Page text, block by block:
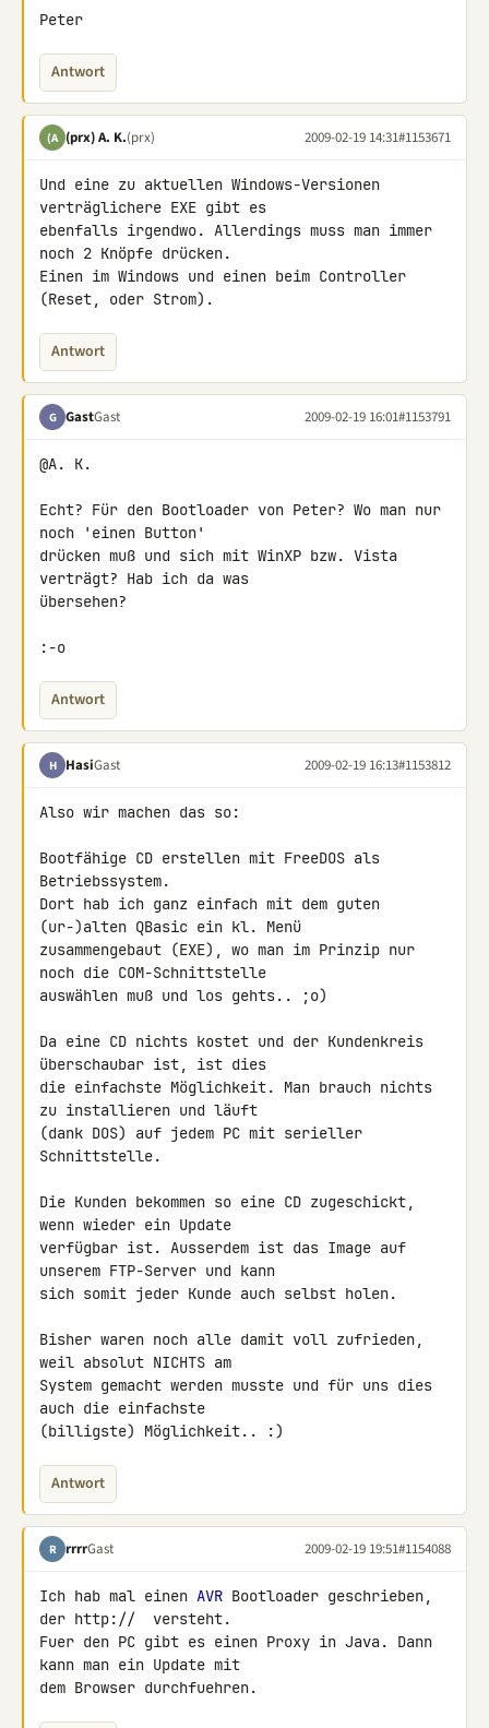
Peter
Antwort
(A (prx) A. K.(prx) 2009-02-19 14:31#1153671
Und eine zu aktuellen Windows-Versionen
verträglichere EXE gibt es
ebenfalls irgendwo. Allerdings muss man immer
noch 2 Knöpfe drücken.
Einen im Windows und einen beim Controller
(Reset, oder Strom).
Antwort
G GastGast 2009-02-19 16:01#1153791
@A. K.
Echt? Für den Bootloader von Peter? Wo man nur
noch 'einen Button'
drücken muß und sich mit WinXP bzw. Vista
verträgt? Hab ich da was
übersehen?
:-o
Antwort
H HasiGast 2009-02-19 16:13#1153812
Also wir machen das so:
Bootfähige CD erstellen mit FreeDOS als
Betriebssystem.
Dort hab ich ganz einfach mit dem guten
(ur-)alten QBasic ein kl. Menü
zusammengebaut (EXE), wo man im Prinzip nur
noch die COM-Schnittstelle
auswählen muß und los gehts.. ;o)
Da eine CD nichts kostet und der Kundenkreis
überschaubar ist, ist dies
die einfachste Möglichkeit. Man brauch nichts
zu installieren und läuft
(dank DOS) auf jedem PC mit serieller
Schnittstelle.
Die Kunden bekommen so eine CD zugeschickt,
wenn wieder ein Update
verfügbar ist. Ausserdem ist das Image auf
unserem FTP-Server und kann
sich somit jeder Kunde auch selbst holen.
Bisher waren noch alle damit voll zufrieden,
weil absolut NICHTS am
System gemacht werden musste und für uns dies
auch die einfachste
(billigste) Möglichkeit.. :)
Antwort
R rrrrGast 2009-02-19 19:51#1154088
Ich hab mal einen AVR Bootloader geschrieben,
der http://  versteht.
Fuer den PC gibt es einen Proxy in Java. Dann
kann man ein Update mit
dem Browser durchfuehren.